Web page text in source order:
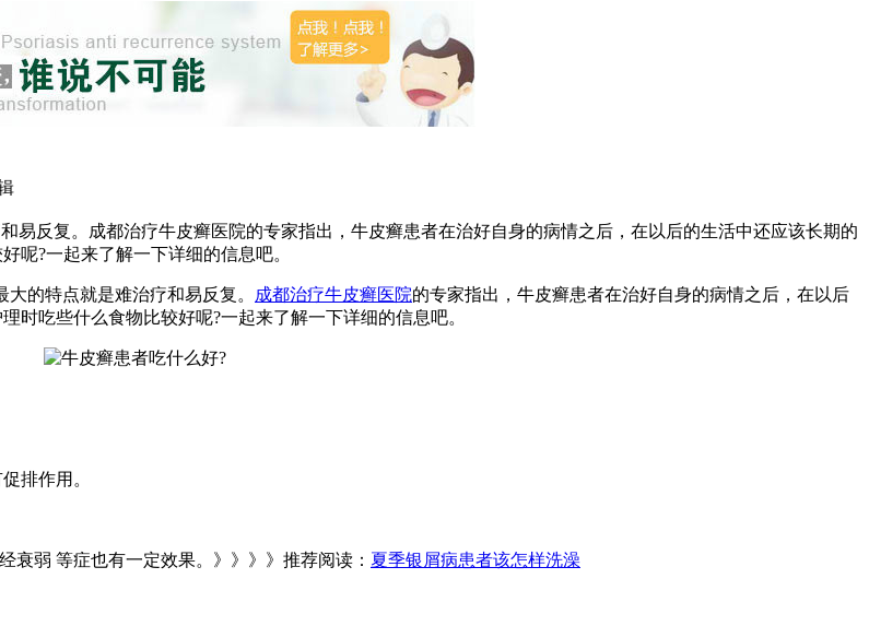
易反复。成都治疗牛皮癣医院的专家指出，牛皮癣患者在治好自身的病情之后，在以后的生活中还应该长期的
呢?一起来了解一下详细的信息吧。
的特点就是难治疗和易反复。 成都治疗牛皮癣医院的专家指出，牛皮癣患者在治好自身的病情之后，在以后
时吃些什么食物比较好呢?一起来了解一下详细的信息吧。
排作用。
衰弱 等症也有一定效果。》》》》推荐阅读： 夏季银屑病患者该怎样洗澡